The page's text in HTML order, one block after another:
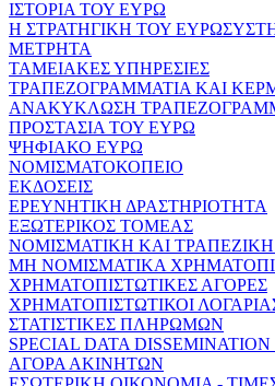
ΙΣΤΟΡΙΑ ΤΟΥ ΕΥΡΩ
Η ΣΤΡΑΤΗΓΙΚΗ ΤΟΥ
ΜΕΤΡΗΤΑ
ΤΑΜΕΙΑΚΕΣ ΥΠΗΡΕΣΙΕΣ
ΤΡΑΠΕΖΟΓΡΑΜΜΑΤΙΑ ΚΑΙ
ΑΝΑΚΥΚΛΩΣΗ
ΠΡΟΣΤΑΣΙΑ ΤΟΥ ΕΥΡΩ
ΨΗΦΙΑΚΟ ΕΥΡΩ
ΝΟΜΙΣΜΑΤΟΚΟΠΕΙΟ
ΕΚΔΟΣΕΙΣ
ΕΡΕΥΝΗΤΙΚΗ ΔΡΑΣΤΗΡΙΟΤΗΤΑ
ΕΞΩΤΕΡΙΚΟΣ ΤΟΜΕΑΣ
ΝΟΜΙΣΜΑΤΙΚΗ ΚΑΙ ΤΡΑΠΕΖΙΚΗ
ΜΗ ΝΟΜΙΣΜΑΤΙΚΑ
ΧΡΗΜΑΤΟΠΙΣΤΩΤΙΚΕΣ ΑΓΟΡΕΣ
ΧΡΗΜΑΤΟΠΙΣΤΩΤΙΚΟΙ
ΣΤΑΤΙΣΤΙΚΕΣ ΠΛΗΡΩΜΩΝ
SPECIAL DATA
ΑΓΟΡΑ ΑΚΙΝΗΤΩΝ